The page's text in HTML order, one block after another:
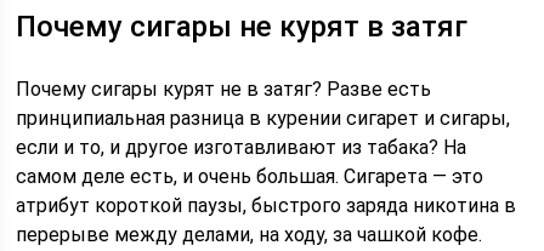
Почему сигары не курят в затяг
Почему сигары курят не в затяг? Разве есть
принципиальная разница в курении сигарет и сигары,
если и то, и другое изготавливают из табака? На
самом деле есть, и очень большая. Сигарета — это
атрибут короткой паузы, быстрого заряда никотина в
перерыве между делами, на ходу, за чашкой кофе.